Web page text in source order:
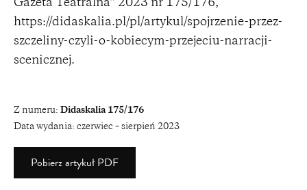
Gazeta Teatralna” 2023 nr 175/176,
https://didaskalia.pl/pl/artykul/spojrzenie-przez-
szczeliny-czyli-o-kobiecym-przejeciu-narracji-
scenicznej.
Z numeru: Didaskalia 175/176
Data wydania: czerwiec – sierpień 2023
Pobierz artykuł PDF